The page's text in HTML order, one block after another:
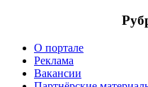
О портале
Реклама
Вакансии